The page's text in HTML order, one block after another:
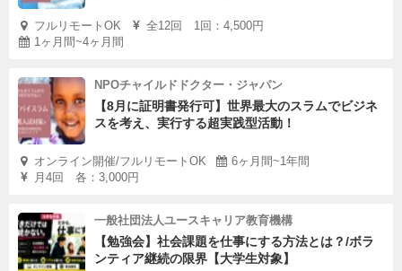
フルリモートOK
全12回 1回：4,500円
1ヶ月間~4ヶ月間
NPOチャイルドドクター・ジャパン
【8月に証明書発行可】世界最大のスラムでビジネ
スを考え、実行する超実践型活動！
オンライン開催/フルリモートOK
6ヶ月間~1年間
月4回 各：3,000円
一般社団法人ユースキャリア教育機構
【勉強会】社会課題を仕事にする方法とは？/ボラ
ンティア継続の限界【大学生対象】